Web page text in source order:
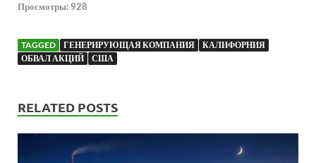
Просмотры: 928
TAGGED ГЕНЕРИРУЮЩАЯ КОМПАНИЯ
КАЛИФОРНИЯ
ОБВАЛ АКЦИЙ
США
RELATED POSTS